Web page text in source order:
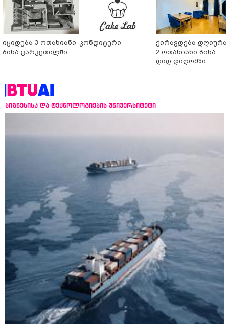
იყიდება 3 ოთახიანი
ბინა ვარკეთილში
კონდიტერი
ქირავდება
2 ოთახიანი ბინა
დიდ დიღომში
ბიზნესისა და ტექნოლოგიების უნივერსიტეტი